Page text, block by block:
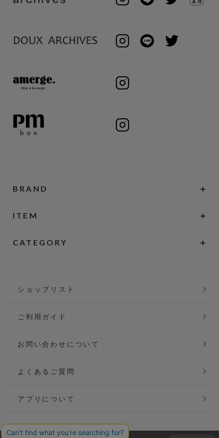
BRAND
ITEM
CATEGORY
ショップリスト
ご利用ガイド
お問い合わせについて
よくあるご質問
アプリについて